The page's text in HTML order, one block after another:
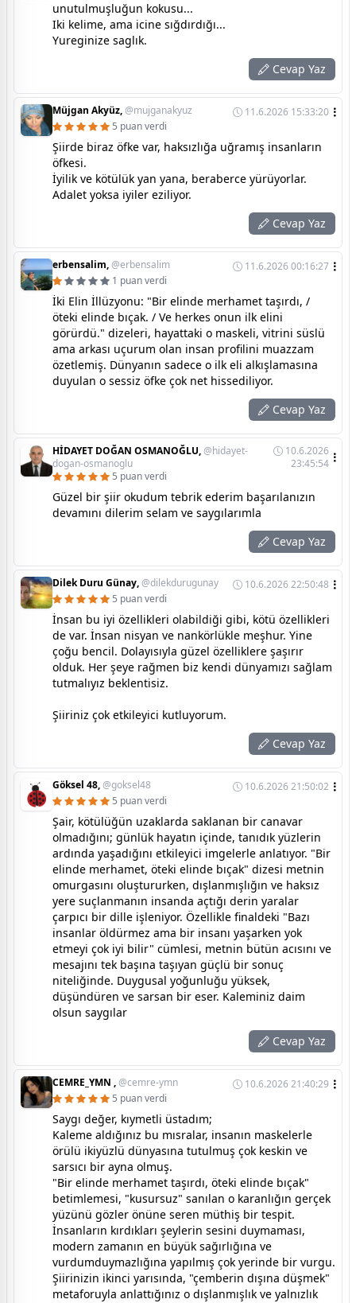
unutulmuşluğun kokusu...
Iki kelime, ama icine sığdırdığı...
Yureginize saglık.
Cevap Yaz
Müjgan Akyüz,@mujganakyuz
11.6.2026 15:33:20
5 puan verdi
Şiirde biraz öfke var, haksızlığa uğramış insanların
öfkesi.
İyilik ve kötülük yan yana, beraberce yürüyorlar.
Adalet yoksa iyiler eziliyor.
Cevap Yaz
erbensalim,@erbensalim
11.6.2026 00:16:27
1 puan verdi
İki Elin İllüzyonu: "Bir elinde merhamet taşırdı, /
öteki elinde bıçak. / Ve herkes onun ilk elini
görürdü." dizeleri, hayattaki o maskeli, vitrini süslü
ama arkası uçurum olan insan profilini muazzam
özetlemiş. Dünyanın sadece o ilk eli alkışlamasına
duyulan o sessiz öfke çok net hissediliyor.
Cevap Yaz
HİDAYET DOĞAN OSMANOĞLU,@hidayet-
dogan-osmanoglu
10.6.2026
23:45:54
5 puan verdi
Güzel bir şiir okudum tebrik ederim başarılanızın
devamını dilerim selam ve saygılarımla
Cevap Yaz
Dilek Duru Günay,@dilekdurugunay
10.6.2026 22:50:48
5 puan verdi
İnsan bu iyi özellikleri olabildiği gibi, kötü özellikleri
de var. İnsan nisyan ve nankörlükle meşhur. Yine
çoğu bencil. Dolayısıyla güzel özelliklere şaşırır
olduk. Her şeye rağmen biz kendi dünyamızı sağlam
tutmalıyız beklentisiz.
Şiiriniz çok etkileyici kutluyorum.
Cevap Yaz
Göksel 48,@goksel48
10.6.2026 21:50:02
5 puan verdi
Şair, kötülüğün uzaklarda saklanan bir canavar
olmadığını; günlük hayatın içinde, tanıdık yüzlerin
ardında yaşadığını etkileyici imgelerle anlatıyor. "Bir
elinde merhamet, öteki elinde bıçak" dizesi metnin
omurgasını oluştururken, dışlanmışlığın ve haksız
yere suçlanmanın insanda açtığı derin yaralar
çarpıcı bir dille işleniyor. Özellikle finaldeki "Bazı
insanlar öldürmez ama bir insanı yaşarken yok
etmeyi çok iyi bilir" cümlesi, metnin bütün acısını ve
mesajını tek başına taşıyan güçlü bir sonuç
niteliğinde. Duygusal yoğunluğu yüksek,
düşündüren ve sarsan bir eser. Kaleminiz daim
olsun saygılar
Cevap Yaz
CEMRE_YMN ,@cemre-ymn
10.6.2026 21:40:29
5 puan verdi
Saygı değer, kıymetli üstadım;
Kaleme aldığınız bu mısralar, insanın maskelerle
örülü ikiyüzlü dünyasına tutulmuş çok keskin ve
sarsıcı bir ayna olmuş.
"Bir elinde merhamet taşırdı, öteki elinde bıçak"
betimlemesi, "kusursuz" sanılan o karanlığın gerçek
yüzünü gözler önüne seren müthiş bir tespit.
İnsanların kırdıkları şeylerin sesini duymaması,
modern zamanın en büyük sağırlığına ve
vurdumduymazlığına yapılmış çok yerinde bir vurgu.
Şiirinizin ikinci yarısında, "çemberin dışına düşmek"
metaforuyla anlattığınız o dışlanmışlık ve yalnızlık